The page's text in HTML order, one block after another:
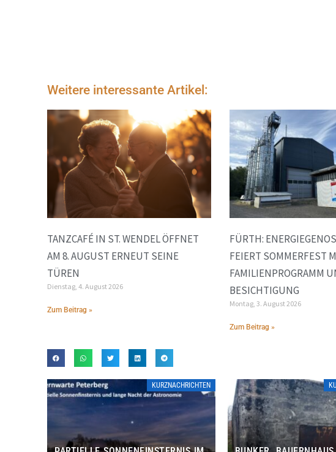
Weitere interessante Artikel:
TANZCAFÉ IN ST. WENDEL ÖFFNET
AM 8. AUGUST ERNEUT SEINE
TÜREN
Dienstag, 4. August 2026
Zum Beitrag »
FÜRTH:
FEIERT SOMMERFEST
FAMILIENPROGRAMM
BESICHTIGUNG
Montag, 3. August 2026
Zum Beitrag »
KURZNACHRICHTEN